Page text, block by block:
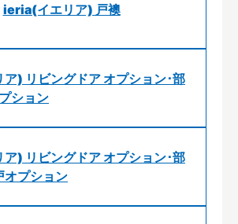
ieria(イエリア) 戸襖
) リビングドア オプション･部
ション
) リビングドア オプション･部
オプション